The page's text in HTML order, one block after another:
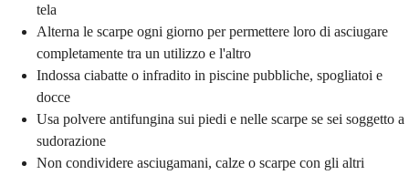
tela
Alterna le scarpe ogni giorno per permettere loro di asciugare
completamente tra un utilizzo e l'altro
Indossa ciabatte o infradito in piscine pubbliche, spogliatoi e
docce
Usa polvere antifungina sui piedi e nelle scarpe se sei soggetto a
sudorazione
Non condividere asciugamani, calze o scarpe con gli altri